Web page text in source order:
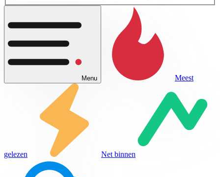
Menu Meest
gelezen Net binnen